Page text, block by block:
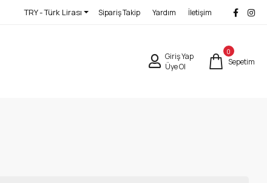
TRY - Türk Lirası Sipariş Takip Yardım İletişim
Giriş Yap
Üye Ol
0
Sepetim